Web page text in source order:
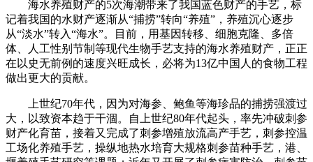
海水养殖财产的5次海潮带来了我国蓝色财产的手艺，标
记着我国的水财产逐渐从“捕捞”转向“养殖”，养殖沉心逐步
从“淡水”转入“海水”。目前，用基因转移、细胞克隆、多倍
体、人工性别节制等现代生物手艺支持的海水养殖财产，正正
在以史无前例的速度兴旺成长，必将为13亿中国人的食物工程
做出更大的贡献。
上世纪70年代，因为对海参、鲍鱼等海珍品的捕捞强渡过
大，以致资本趋于干涸。自上世纪80年代起头，率先冲破刺参
财产化育苗，接着又完成了刺参增殖放流高产手艺，刺参控温
工场化养殖手艺，操纵地热水培育大规格刺参苗种手艺，港、